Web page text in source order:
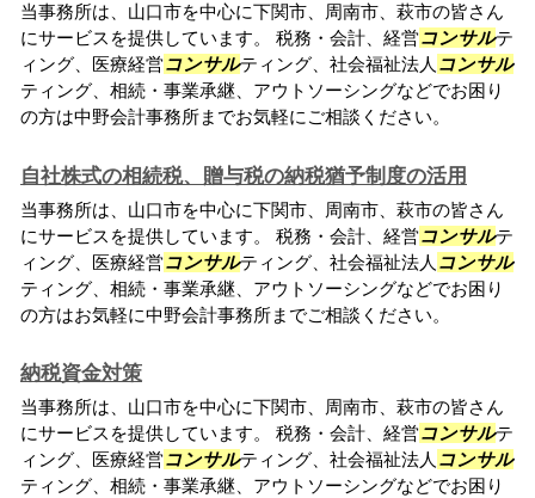
当事務所は、山口市を中心に下関市、周南市、萩市の皆さん
にサービスを提供しています。 税務・会計、経営コンサルテ
ィング、医療経営コンサルティング、社会福祉法人 コンサル
ティング、相続・事業承継、アウトソーシングなどでお困り
の方は中野会計事務所までお気軽にご相談ください。
自社株式の相続税、贈与税の納税猶予制度の活用
当事務所は、山口市を中心に下関市、周南市、萩市の皆さん
にサービスを提供しています。 税務・会計、経営コンサルテ
ィング、医療経営コンサルティング、社会福祉法人 コンサル
ティング、相続・事業承継、アウトソーシングなどでお困り
の方はお気軽に中野会計事務所までご相談ください。
納税資金対策
当事務所は、山口市を中心に下関市、周南市、萩市の皆さん
にサービスを提供しています。 税務・会計、経営コンサルテ
ィング、医療経営コンサルティング、社会福祉法人 コンサル
ティング、相続・事業承継、アウトソーシングなどでお困り